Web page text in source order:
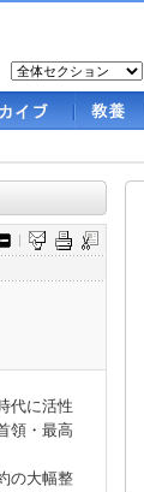
代に活性
領・最高
の大幅整